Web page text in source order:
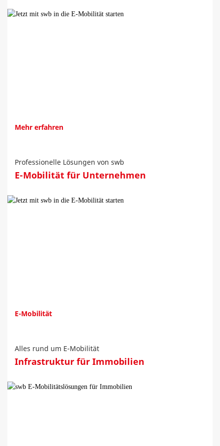
Mehr erfahren
Professionelle Lösungen von swb
E-Mobilität für Unternehmen
E-Mobilität
Alles rund um E-Mobilität
Infrastruktur für Immobilien